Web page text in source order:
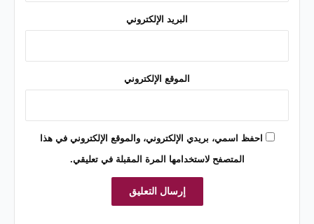
البريد الإلكتروني
الموقع الإلكتروني
احفظ اسمي، بريدي الإلكتروني، والموقع الإلكتروني في هذا
المتصفح لاستخدامها المرة المقبلة في تعليقي.